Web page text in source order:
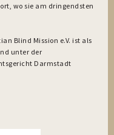
wo sie am dringendsten
Blind Mission e.V. ist als
unter der
Darmstadt